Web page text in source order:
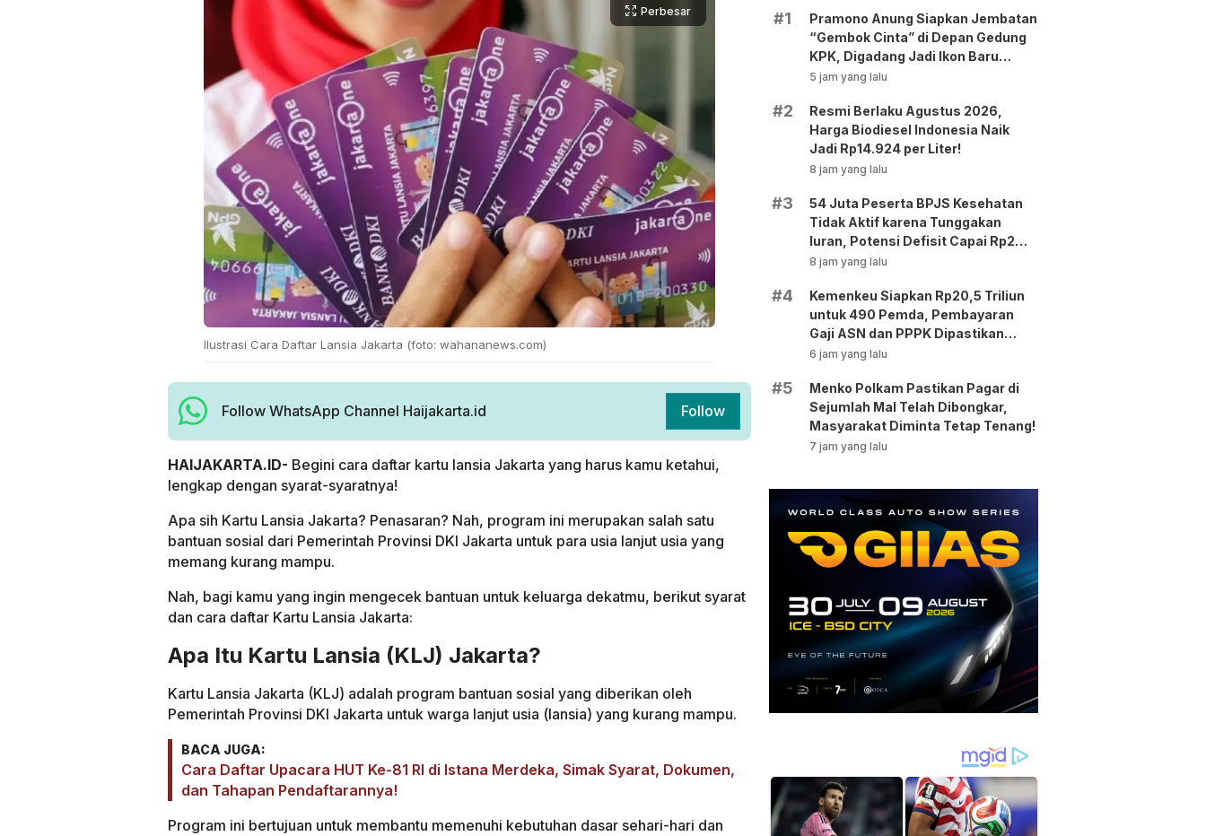
Perbesar
Ilustrasi Cara Daftar Lansia Jakarta (foto: wahananews.com)
Follow WhatsApp Channel Haijakarta.id Follow
HAIJAKARTA.ID- Begini cara daftar kartu lansia Jakarta yang harus kamu ketahui,
lengkap dengan syarat-syaratnya!
Apa sih Kartu Lansia Jakarta? Penasaran? Nah, program ini merupakan salah satu
bantuan sosial dari Pemerintah Provinsi DKI Jakarta untuk para usia lanjut usia yang
memang kurang mampu.
Nah, bagi kamu yang ingin mengecek bantuan untuk keluarga dekatmu, berikut syarat
dan cara daftar Kartu Lansia Jakarta:
Apa Itu Kartu Lansia (KLJ) Jakarta?
Kartu Lansia Jakarta (KLJ) adalah program bantuan sosial yang diberikan oleh
Pemerintah Provinsi DKI Jakarta untuk warga lanjut usia (lansia) yang kurang mampu.
BACA JUGA:
Cara Daftar Upacara HUT Ke-81 RI di Istana Merdeka, Simak Syarat, Dokumen,
dan Tahapan Pendaftarannya!
Program ini bertujuan untuk membantu memenuhi kebutuhan dasar sehari-hari dan
#1
Pramono Anung Siapkan Jembatan
“Gembok Cinta” di Depan Gedung
KPK, Digadang Jadi Ikon Baru
Jakarta!
5 jam yang lalu
#2
Resmi Berlaku Agustus 2026,
Harga Biodiesel Indonesia Naik
Jadi Rp14.924 per Liter!
8 jam yang lalu
#3
54 Juta Peserta BPJS Kesehatan
Tidak Aktif karena Tunggakan
Iuran, Potensi Defisit Capai Rp2
Triliun per Bulan!
8 jam yang lalu
#4
Kemenkeu Siapkan Rp20,5 Triliun
untuk 490 Pemda, Pembayaran
Gaji ASN dan PPPK Dipastikan
Tetap Berjalan!
6 jam yang lalu
#5
Menko Polkam Pastikan Pagar di
Sejumlah Mal Telah Dibongkar,
Masyarakat Diminta Tetap Tenang!
7 jam yang lalu